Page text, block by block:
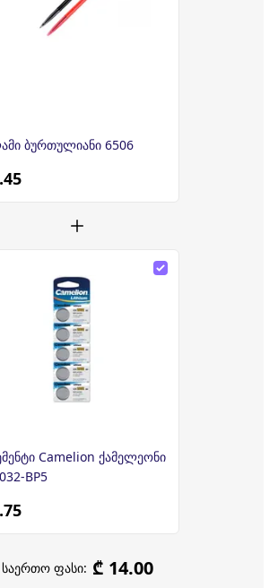
ბურთულიანი 6506
Camelion ქამელეონი
BP5
საერთო ფასი: ₾ 14.00